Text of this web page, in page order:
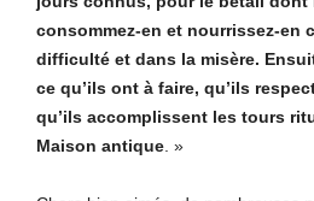
consommez-en et nourrissez-en
difficulté et dans la misère.
ce qu’ils ont à faire, qu’ils
qu’ils accomplissent les tours
Maison antique . »